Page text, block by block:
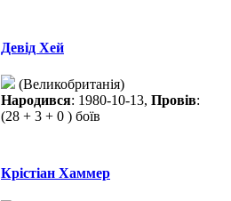
Девід Хей
(Великобританія)
Народився: 1980-10-13, Провів:
(28 + 3 + 0 ) боїв
Крістіан Хаммер